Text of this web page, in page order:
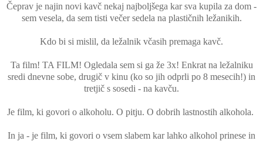
Čeprav je najin novi kavč nekaj najboljšega kar sva kupila za dom -
sem vesela, da sem tisti večer sedela na plastičnih ležanikih.
Kdo bi si mislil, da ležalnik včasih premaga kavč.
Ta film! TA FILM! Ogledala sem si ga že 3x! Enkrat na ležalniku
sredi dnevne sobe, drugič v kinu (ko so jih odprli po 8 mesecih!) in
tretjič s sosedi - na kavču.
Je film, ki govori o alkoholu. O pitju. O dobrih lastnostih alkohola.
In ja - je film, ki govori o vsem slabem kar lahko alkohol prinese in